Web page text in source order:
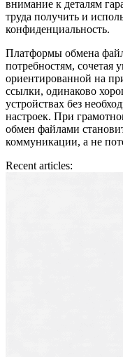
внимание к деталям
труда получить и
конфиденциальность.
Платформы обмена
потребностям, сочетая
ориентированной на
ссылки, одинаково
устройствах без
настроек. При
обмен файлами
коммуникации, а не
Recent articles: